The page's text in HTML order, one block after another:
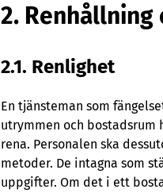
2. Renhållning
2.1. Renlighet
En tjänsteman som
utrymmen och
rena. Personalen ska
metoder. De intagna som
uppgifter. Om det i ett